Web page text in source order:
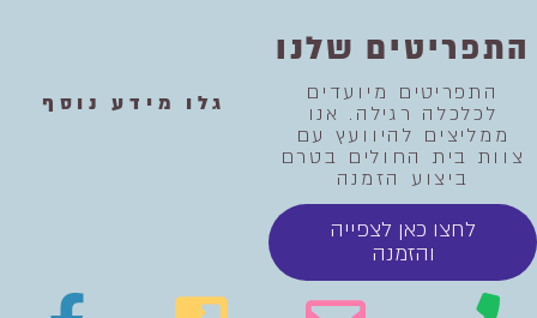
התפריטים שלנו
התפריטים מיועדים
לכלכלה רגילה. אנו
ממליצים להיוועץ עם
צוות בית החולים בטרם
ביצוע הזמנה
לחצו כאן לצפייה
והזמנה
גלו מידע נוסף